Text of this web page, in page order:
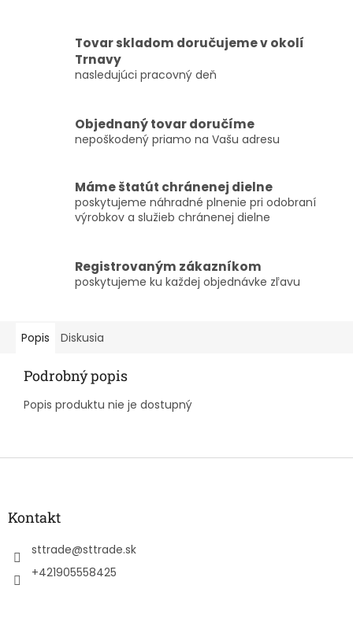
Tovar skladom doručujeme v okolí
Trnavy
nasledujúci pracovný deň
Objednaný tovar doručíme
nepoškodený priamo na Vašu adresu
Máme štatút chránenej dielne
poskytujeme náhradné plnenie pri odobraní
výrobkov a služieb chránenej dielne
Registrovaným zákazníkom
poskytujeme ku každej objednávke zľavu
Popis Diskusia
Podrobný popis
Popis produktu nie je dostupný
Z
Kontakt
sttrade@sttrade.sk
+421905558425